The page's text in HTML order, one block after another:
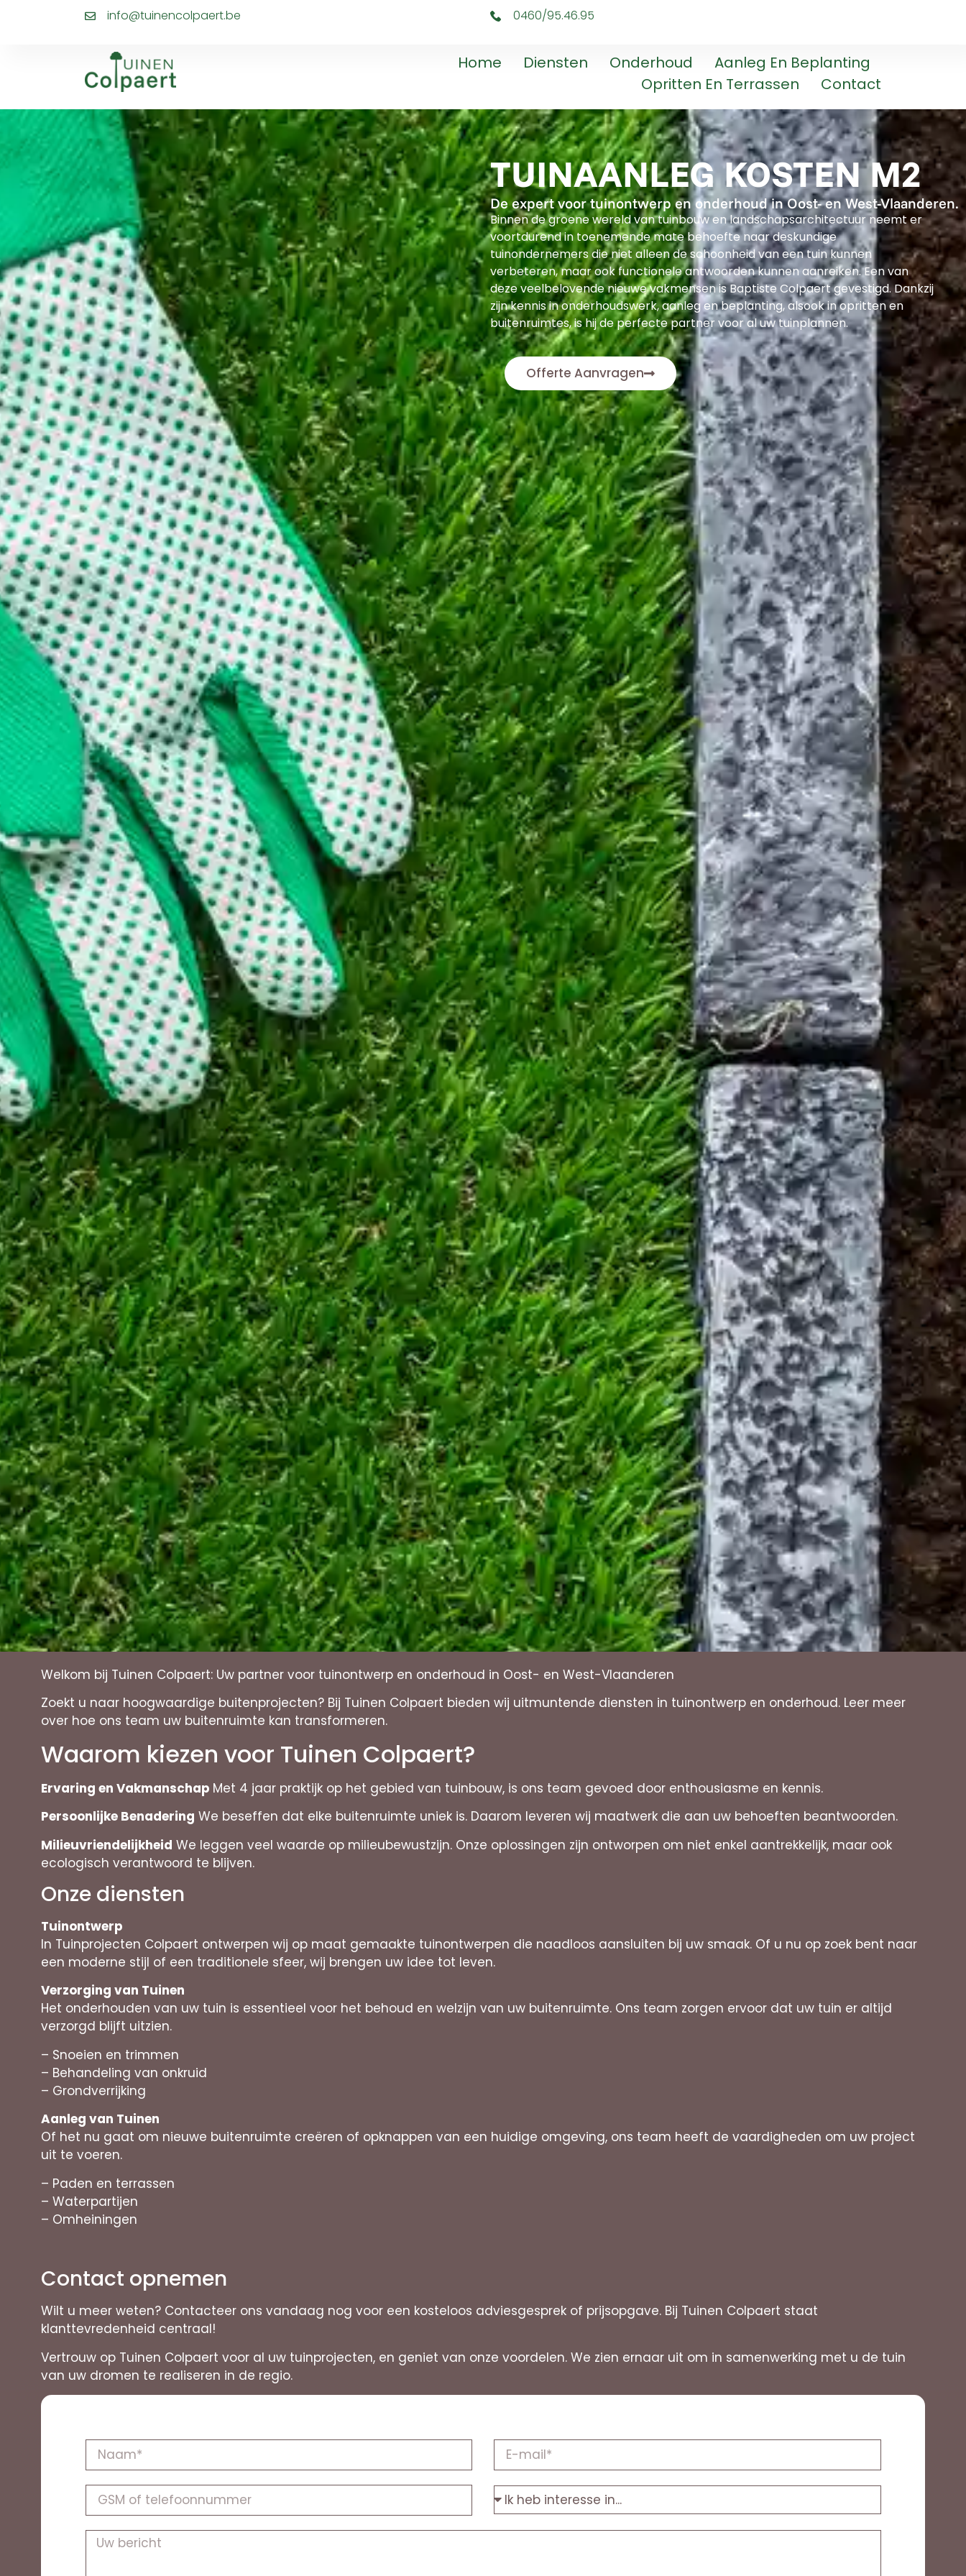
info@tuinencolpaert.be 0460/95.46.95
Home Diensten Onderhoud
Aanleg En Beplanting
Opritten En Terrassen
Contact
TUINAANLEG KOSTEN M2
De expert voor tuinontwerp en onderhoud in Oost- en West-Vlaanderen.
Binnen de groene wereld van tuinbouw en landschapsarchitectuur neemt er
voortdurend in toenemende mate behoefte naar deskundige
tuinondernemers die niet alleen de schoonheid van een tuin kunnen
verbeteren, maar ook functionele antwoorden kunnen aanreiken. Een van
deze veelbelovende nieuwe vakmensen is Baptiste Colpaert gevestigd. Dankzij
zijn kennis in onderhoudswerk, aanleg en beplanting, alsook in opritten en
buitenruimtes, is hij de perfecte partner voor al uw tuinplannen.
Offerte Aanvragen
Welkom bij Tuinen Colpaert: Uw partner voor tuinontwerp en onderhoud in Oost- en West-Vlaanderen
Zoekt u naar hoogwaardige buitenprojecten? Bij Tuinen Colpaert bieden wij uitmuntende diensten in tuinontwerp en onderhoud. Leer meer
over hoe ons team uw buitenruimte kan transformeren.
Waarom kiezen voor Tuinen Colpaert?
Ervaring en Vakmanschap Met 4 jaar praktijk op het gebied van tuinbouw, is ons team gevoed door enthousiasme en kennis.
Persoonlijke Benadering We beseffen dat elke buitenruimte uniek is. Daarom leveren wij maatwerk die aan uw behoeften beantwoorden.
Milieuvriendelijkheid We leggen veel waarde op milieubewustzijn. Onze oplossingen zijn ontworpen om niet enkel aantrekkelijk, maar ook
ecologisch verantwoord te blijven.
Onze diensten
Tuinontwerp
In Tuinprojecten Colpaert ontwerpen wij op maat gemaakte tuinontwerpen die naadloos aansluiten bij uw smaak. Of u nu op zoek bent naar
een moderne stijl of een traditionele sfeer, wij brengen uw idee tot leven.
Verzorging van Tuinen
Het onderhouden van uw tuin is essentieel voor het behoud en welzijn van uw buitenruimte. Ons team zorgen ervoor dat uw tuin er altijd
verzorgd blijft uitzien.
– Snoeien en trimmen
– Behandeling van onkruid
– Grondverrijking
Aanleg van Tuinen
Of het nu gaat om nieuwe buitenruimte creëren of opknappen van een huidige omgeving, ons team heeft de vaardigheden om uw project
uit te voeren.
– Paden en terrassen
– Waterpartijen
– Omheiningen
Contact opnemen
Wilt u meer weten? Contacteer ons vandaag nog voor een kosteloos adviesgesprek of prijsopgave. Bij Tuinen Colpaert staat
klanttevredenheid centraal!
Vertrouw op Tuinen Colpaert voor al uw tuinprojecten, en geniet van onze voordelen. We zien ernaar uit om in samenwerking met u de tuin
van uw dromen te realiseren in de regio.